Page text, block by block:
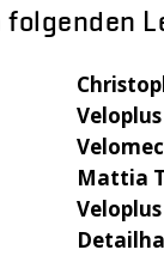
Mattia